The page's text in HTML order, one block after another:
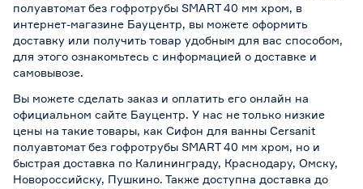
полуавтомат без гофротрубы SMART 40 мм хром, в
интернет-магазине Бауцентр, вы можете оформить
доставку или получить товар удобным для вас способом,
для этого ознакомьтесь с информацией о доставке и
самовывозе.
Вы можете сделать заказ и оплатить его онлайн на
официальном сайте Бауцентр. У нас не только низкие
цены на такие товары, как Сифон для ванны Cersanit
полуавтомат без гофротрубы SMART 40 мм хром, но и
быстрая доставка по Калининграду, Краснодару, Омску,
Новороссийску, Пушкино. Также доступна доставка до